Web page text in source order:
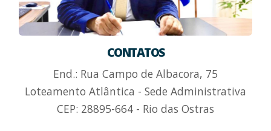
CONTATOS
End.: Rua Campo de Albacora, 75
Loteamento Atlântica - Sede Administrativa
CEP: 28895-664 - Rio das Ostras